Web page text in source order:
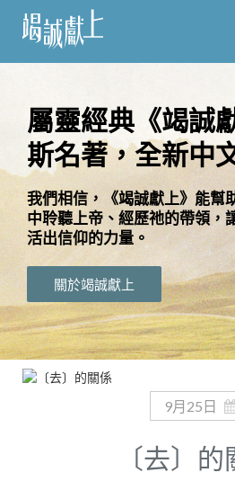
屬靈經典《竭誠
斯名著，全新中
我們相信，《竭誠獻上》能幫
中聆聽上帝、經歷祂的帶領，
活出信仰的力量。
關於竭誠獻上
9月25日
〔去〕